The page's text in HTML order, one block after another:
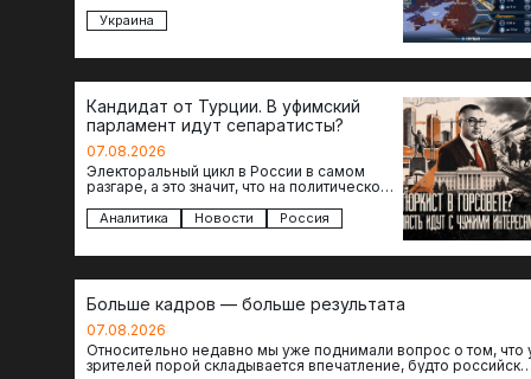
Украина
Кандидат от Турции. В уфимский
парламент идут сепаратисты?
07.08.2026
Электоральный цикл в России в самом
разгаре, а это значит, что на политическое
сомнительной репутацией….
Аналитика Новости Россия
Больше кадров — больше результата
07.08.2026
Относительно недавно мы уже поднимали вопрос о том, что
зрителей порой складывается впечатление, будто